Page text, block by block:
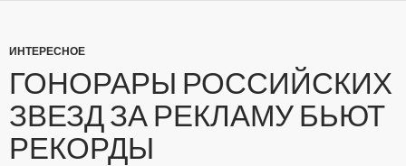
ИНТЕРЕСНОЕ
ГОНОРАРЫ РОССИЙСКИХ
ЗВЕЗД ЗА РЕКЛАМУ БЬЮТ
РЕКОРДЫ